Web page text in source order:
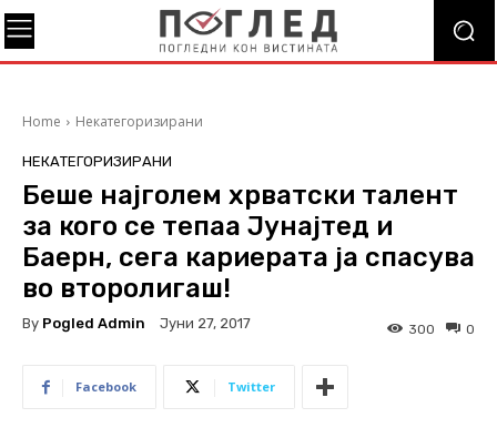
Home Некатегоризирани
НЕКАТЕГОРИЗИРАНИ
Беше најголем хрватски талент
за кого се тепаа Јунајтед и
Баерн, сега кариерата ја спасува
во второлигаш!
By Pogled Admin Јуни 27, 2017 0
300
Facebook Twitter